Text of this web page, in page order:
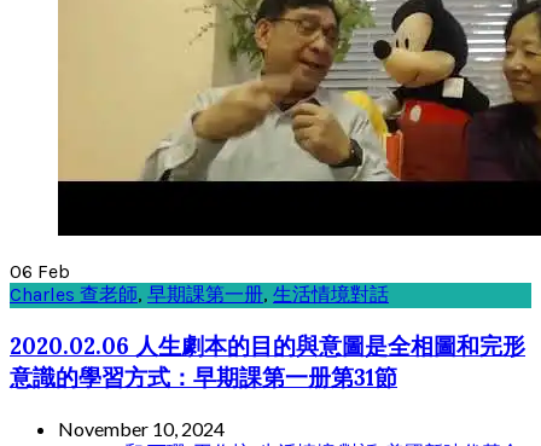
06 Feb
Charles 查老師, 早期課第一册, 生活情境對話
2020.02.06 人生劇本的目的與意圖是全相圖和完形
意識的學習方式：早期課第一册第31節
November 10, 2024